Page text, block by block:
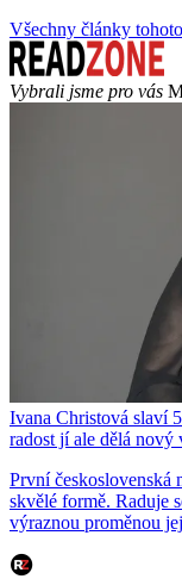
Všechny články
Vybrali jsme pro vás
Ivana Christová slaví
radost jí ale dělá nový
První československá
skvělé formě. Raduje
výraznou proměnou